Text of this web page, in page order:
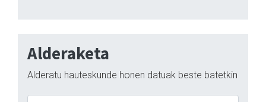
Alderaketa
Alderatu hauteskunde honen datuak beste batetkin